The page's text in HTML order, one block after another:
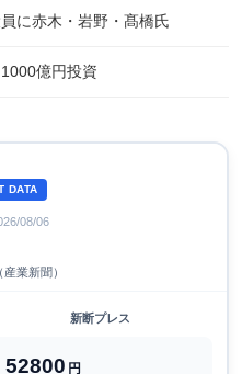
に赤木・岩野・髙橋氏
億円投資
DATA
08/06
産業新聞）
新断プレス
52800 円